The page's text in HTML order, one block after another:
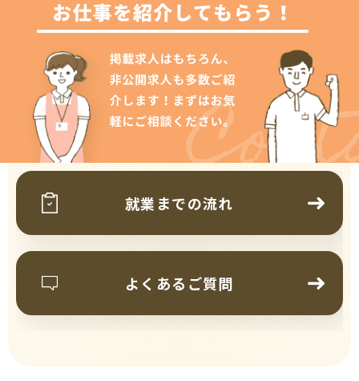
就業までの流れ
よくあるご質問